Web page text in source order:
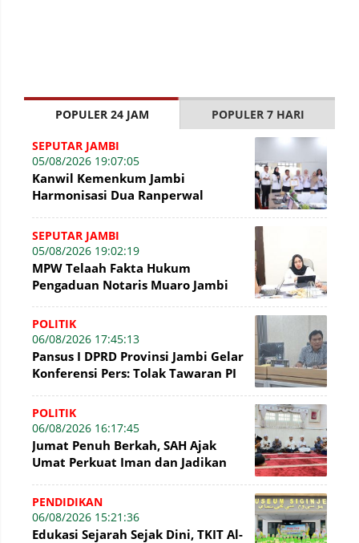
POPULER 24 JAM POPULER 7 HARI
SEPUTAR JAMBI
05/08/2026 19:07:05
Kanwil Kemenkum Jambi
Harmonisasi Dua Ranperwal
SEPUTAR JAMBI
05/08/2026 19:02:19
MPW Telaah Fakta Hukum
Pengaduan Notaris Muaro Jambi
POLITIK
06/08/2026 17:45:13
Pansus I DPRD Provinsi Jambi Gelar
Konferensi Pers: Tolak Tawaran PI
POLITIK
06/08/2026 16:17:45
Jumat Penuh Berkah, SAH Ajak
Umat Perkuat Iman dan Jadikan
Membangun Bangsa
PENDIDIKAN
06/08/2026 15:21:36
Edukasi Sejarah Sejak Dini, TKIT Al-